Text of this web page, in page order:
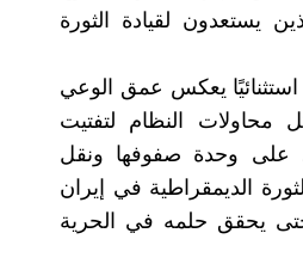
يستعدون لقيادة الثورة
استثنائيًا يعكس عمق الوعي
محاولات النظام لتفتيت
على وحدة صفوفها ونقل
الديمقراطية في إيران
يحقق حلمه في الحرية